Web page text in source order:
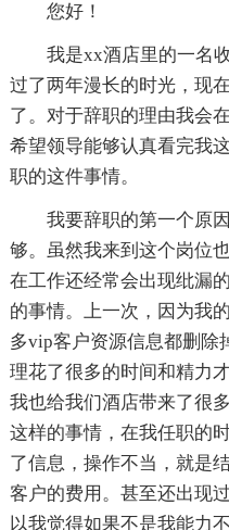
您好！
我是xx酒店里的一名
过了两年漫长的时光，现
了。对于辞职的理由我会
希望领导能够认真看完我
职的这件事情。
我要辞职的第一个原
够。虽然我来到这个岗位
在工作还经常会出现纰漏
的事情。上一次，因为我
多vip客户资源信息都删除
理花了很多的时间和精力
我也给我们酒店带来了很
这样的事情，在我任职的
了信息，操作不当，就是
客户的费用。甚至还出现
以我觉得如果不是我能力